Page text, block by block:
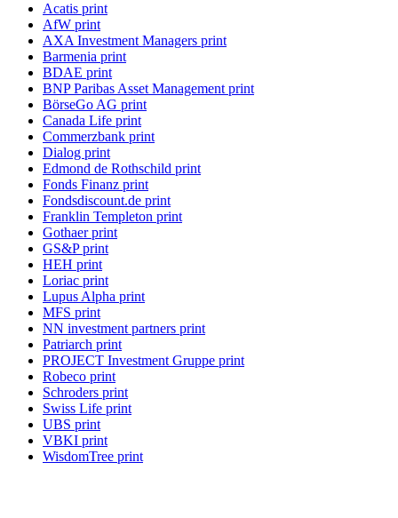
Acatis print
AfW print
AXA Investment Managers print
Barmenia print
BDAE print
BNP Paribas Asset Management print
BörseGo AG print
Canada Life print
Commerzbank print
Dialog print
Edmond de Rothschild print
Fonds Finanz print
Fondsdiscount.de print
Franklin Templeton print
Gothaer print
GS&P print
HEH print
Loriac print
Lupus Alpha print
MFS print
NN investment partners print
Patriarch print
PROJECT Investment Gruppe print
Robeco print
Schroders print
Swiss Life print
UBS print
VBKI print
WisdomTree print